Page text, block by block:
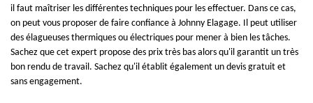
il faut maîtriser les différentes techniques pour les effectuer. Dans ce cas,
on peut vous proposer de faire confiance à Johnny Elagage. Il peut utiliser
des élagueuses thermiques ou électriques pour mener à bien les tâches.
Sachez que cet expert propose des prix très bas alors qu'il garantit un très
bon rendu de travail. Sachez qu'il établit également un devis gratuit et
sans engagement.